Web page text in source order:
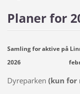
Planer for
Samling for aktive på
2026
Dyreparken